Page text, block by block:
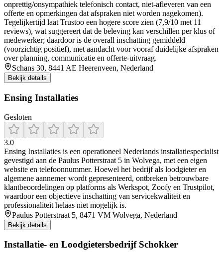
onprettig/onsympathiek telefonisch contact, niet-afleveren van een
offerte en opmerkingen dat afspraken niet worden nagekomen).
Tegelijkertijd laat Trustoo een hogere score zien (7,9/10 met 11
reviews), wat suggereert dat de beleving kan verschillen per klus of
medewerker; daardoor is de overall inschatting gemiddeld
(voorzichtig positief), met aandacht voor vooraf duidelijke afspraken
over planning, communicatie en offerte-uitvraag.
Schans 30, 8441 AE Heerenveen, Nederland
Bekijk details
Ensing Installaties
Gesloten
3.0
Ensing Installaties is een operationeel Nederlands installatiespecialist
gevestigd aan de Paulus Potterstraat 5 in Wolvega, met een eigen
website en telefoonnummer. Hoewel het bedrijf als loodgieter en
algemene aannemer wordt gepresenteerd, ontbreken betrouwbare
klantbeoordelingen op platforms als Werkspot, Zoofy en Trustpilot,
waardoor een objectieve inschatting van servicekwaliteit en
professionaliteit helaas niet mogelijk is.
Paulus Potterstraat 5, 8471 VM Wolvega, Nederland
Bekijk details
Installatie- en Loodgietersbedrijf Schokker